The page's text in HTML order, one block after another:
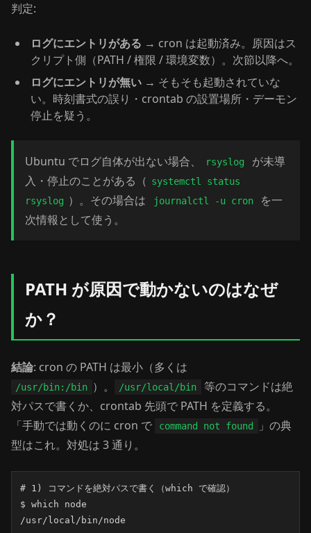
判定:
ログにエントリがある → cron は起動済み。原因はス
クリプト側（PATH / 権限 / 環境変数）。次節以降へ。
ログにエントリが無い → そもそも起動されていな
い。時刻書式の誤り・crontab の設置場所・デーモン
停止を疑う。
Ubuntu でログ自体が出ない場合、 rsyslog
が未導
入・停止のことがある（ systemctl status
rsyslog ）。その場合は journalctl -u cron
を一
次情報として使う。
PATH が原因で動かないのはなぜ
か？
結論: cron の PATH は最小（多くは
/usr/bin:/bin ）。 /usr/local/bin
等のコマンドは絶
対パスで書くか、crontab 先頭で PATH を定義する。
「手動では動くのに cron で
command not found
」の典
型はこれ。対処は 3 通り。
# 1) コマンドを絶対パスで書く（which で確認）
$ which node
/usr/local/bin/node